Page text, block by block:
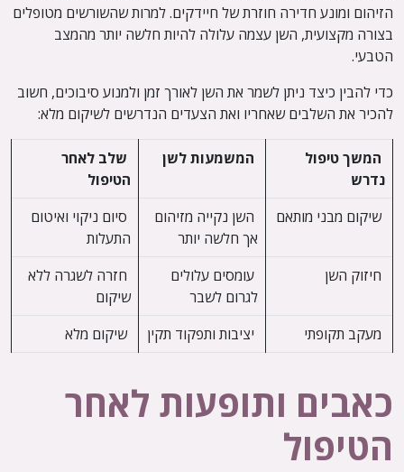
הזיהום ומונע חדירה חוזרת של חיידקים. למרות שהשורשים מטופלים
בצורה מקצועית, השן עצמה עלולה להיות חלשה יותר מהמצב
הטבעי.
כדי להבין כיצד ניתן לשמר את השן לאורך זמן ולמנוע סיבוכים, חשוב
להכיר את השלבים שאחריו ואת הצעדים הנדרשים לשיקום מלא:
המשך טיפול
נדרש
המשמעות לשן
שלב לאחר
הטיפול
שיקום מבני מותאם
השן נקייה מזיהום
אך חלשה יותר
סיום ניקוי ואיטום
התעלות
חיזוק השן
עומסים עלולים
לגרום לשבר
חזרה לשגרה ללא
שיקום
מעקב תקופתי
יציבות ותפקוד תקין שיקום מלא
כאבים ותופעות לאחר
הטיפול